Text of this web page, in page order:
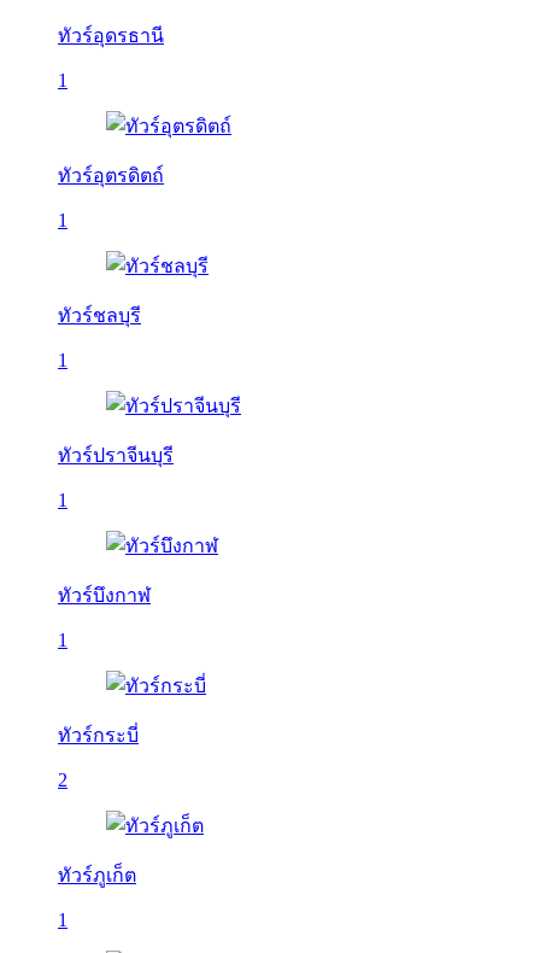
ทัวร์อุดรธานี
1
ทัวร์อุตรดิตถ์
1
ทัวร์ชลบุรี
1
ทัวร์ปราจีนบุรี
1
ทัวร์บึงกาฬ
1
ทัวร์กระบี่
2
ทัวร์ภูเก็ต
1